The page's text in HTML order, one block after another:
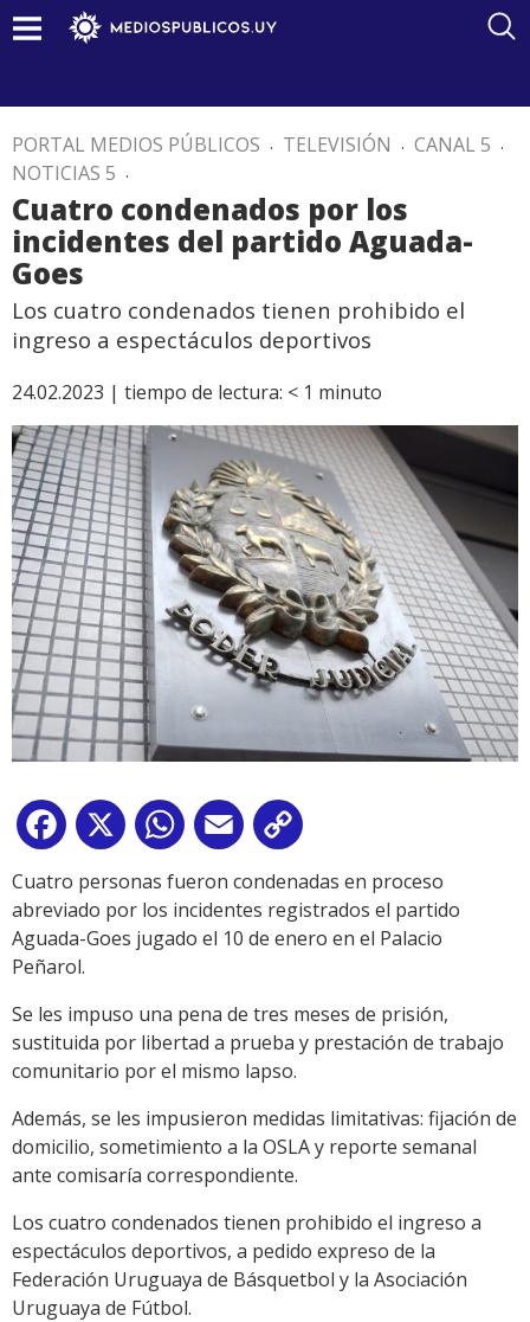
PORTAL MEDIOS PÚBLICOS . TELEVISIÓN . CANAL 5 .
NOTICIAS 5 .
Cuatro condenados por los
incidentes del partido Aguada-
Goes
Los cuatro condenados tienen prohibido el
ingreso a espectáculos deportivos
24.02.2023 | tiempo de lectura: < 1 minuto
Facebook
X WhatsApp
Email
Link
Cuatro personas fueron condenadas en proceso
abreviado por los incidentes registrados el partido
Aguada-Goes jugado el 10 de enero en el Palacio
Peñarol.
Se les impuso una pena de tres meses de prisión,
sustituida por libertad a prueba y prestación de trabajo
comunitario por el mismo lapso.
Además, se les impusieron medidas limitativas: fijación de
domicilio, sometimiento a la OSLA y reporte semanal
ante comisaría correspondiente.
Los cuatro condenados tienen prohibido el ingreso a
espectáculos deportivos, a pedido expreso de la
Federación Uruguaya de Básquetbol y la Asociación
Uruguaya de Fútbol.